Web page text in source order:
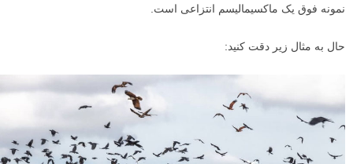
نمونه فوق یک ماکسیمالیسم انتزاعی است.
حال به مثال زیر دقت کنید: